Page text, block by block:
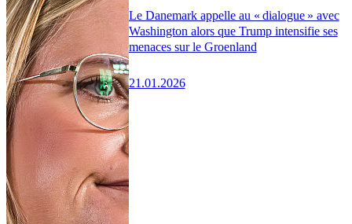
Le Danemark appelle au « dialogue » avec
Washington alors que Trump intensifie ses
menaces sur le Groenland
21.01.2026